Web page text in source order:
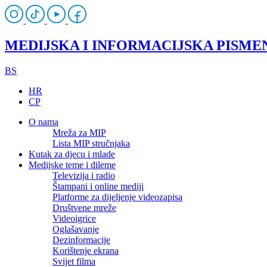
MEDIJSKA I INFORMACIJSKA
BS
HR
CP
O nama
Mreža za MIP
Lista MIP stručnjaka
Kutak za djecu i mlade
Medijske teme i dileme
Televizija i radio
Štampani i online mediji
Platforme za dijeljenje videozapisa
Društvene mreže
Videoigrice
Oglašavanje
Dezinformacije
Korištenje ekrana
Svijet filma